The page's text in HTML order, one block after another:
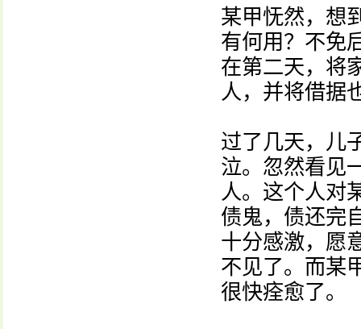
某甲怃然，想
有何用？不免
在第二天，将
人，并将借据
过了几天，儿
泣。忽然看见
人。这个人对
债鬼，债还完
十分感激，愿
不见了。而某
很快痊愈了。